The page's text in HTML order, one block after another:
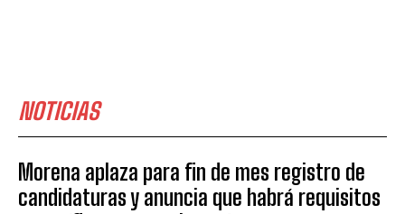
NOTICIAS
Morena aplaza para fin de mes registro de
candidaturas y anuncia que habrá requisitos